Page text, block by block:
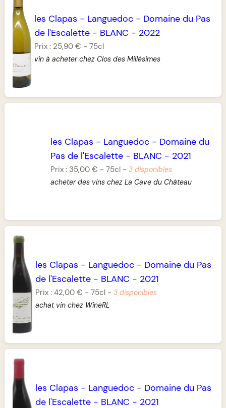
les Clapas - Languedoc - Domaine du Pas
de l'Escalette - BLANC - 2022
Prix : 25,90 € -75cl
vin à acheter chez Clos des Millésimes
les Clapas - Languedoc - Domaine du
Pas de l'Escalette - BLANC - 2021
Prix : 35,00 € -75cl -3 disponibles
acheter des vins chez La Cave du Château
les Clapas - Languedoc - Domaine du Pas
de l'Escalette - BLANC - 2021
Prix :42,00 € -75cl -3 disponibles
achat vin chez WineRL
les Clapas - Languedoc - Domaine du Pas
de l'Escalette - BLANC - 2021